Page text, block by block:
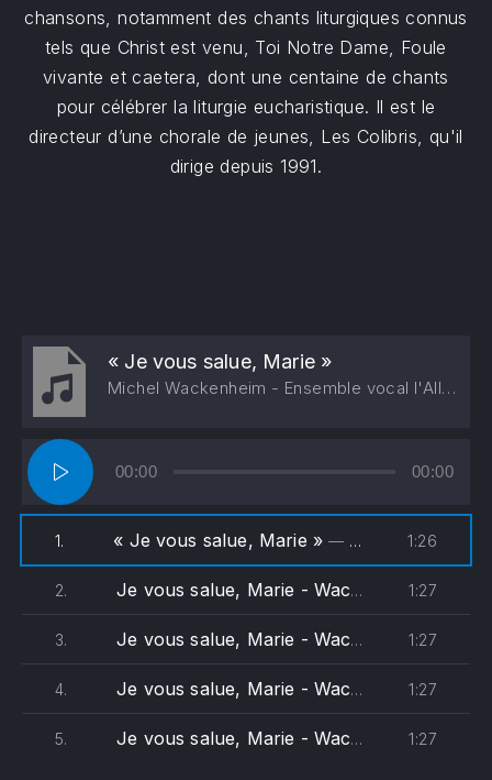
chansons, notamment des chants liturgiques connus
tels que Christ est venu, Toi Notre Dame, Foule
vivante et caetera, dont une centaine de chants
pour célébrer la liturgie eucharistique. Il est le
directeur d’une chorale de jeunes, Les Colibris, qu'il
dirige depuis 1991.
« Je vous salue, Marie »
Michel Wackenheim - Ensemble vocal l'Alliance
Lecteur
audio
00:00 00:00
1. « Je vous salue, Marie »— Michel Wackenheim - Ensemble vocal l'Alliance 1:26
2. Je vous salue, Marie - Wackenheim (soprane) 1:27
3. Je vous salue, Marie - Wackenheim (alto) 1:27
4. Je vous salue, Marie - Wackenheim (ténor) 1:27
5. Je vous salue, Marie - Wackenheim (basse) 1:27